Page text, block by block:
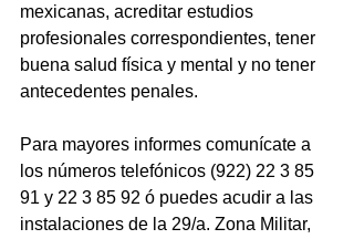
mexicanas, acreditar estudios
profesionales correspondientes, tener
buena salud física y mental y no tener
antecedentes penales.
Para mayores informes comunícate a
los números telefónicos (922) 22 3 85
91 y 22 3 85 92 ó puedes acudir a las
instalaciones de la 29/a. Zona Militar,